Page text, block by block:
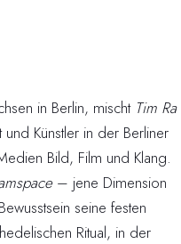
in Berlin, mischt Tim Ra
und Künstler in der Berliner
Bild, Film und Klang.
– jene Dimension
seine festen
Ritual, in der